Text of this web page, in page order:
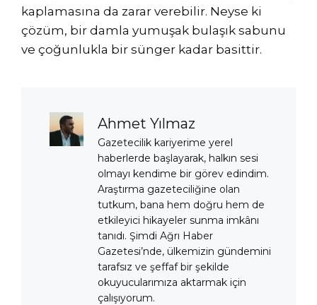
kaplamasına da zarar verebilir. Neyse ki
çözüm, bir damla yumuşak bulaşık sabunu
ve çoğunlukla bir sünger kadar basittir.
Ahmet Yılmaz
Gazetecilik kariyerime yerel
haberlerde başlayarak, halkın sesi
olmayı kendime bir görev edindim.
Araştırma gazeteciliğine olan
tutkum, bana hem doğru hem de
etkileyici hikayeler sunma imkânı
tanıdı. Şimdi Ağrı Haber
Gazetesi’nde, ülkemizin gündemini
tarafsız ve şeffaf bir şekilde
okuyucularımıza aktarmak için
çalışıyorum.